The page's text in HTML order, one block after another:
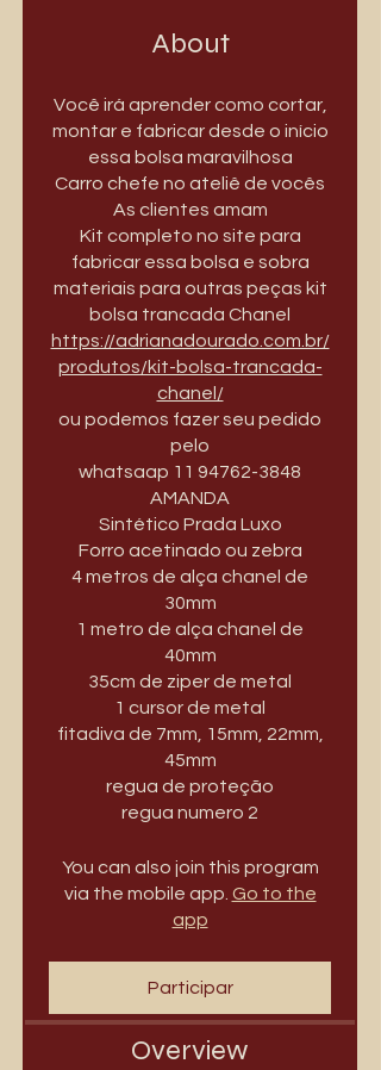
About
Você irá aprender como cortar,
montar e fabricar desde o início
essa bolsa maravilhosa
Carro chefe no ateliê de vocês
As clientes amam
Kit completo no site para
fabricar essa bolsa e sobra
materiais para outras peças kit
bolsa trancada Chanel
https://adrianadourado.com.br/
produtos/kit-bolsa-trancada-
chanel/
ou podemos fazer seu pedido
pelo
whatsaap 11 94762-3848
AMANDA
Sintético Prada Luxo
Forro acetinado ou zebra
4 metros de alça chanel de
30mm
1 metro de alça chanel de
40mm
35cm de ziper de metal
1 cursor de metal
fitadiva de 7mm, 15mm, 22mm,
45mm
regua de proteção
You can also join this program
via the mobile app. Go to the
app
Participar
Overview